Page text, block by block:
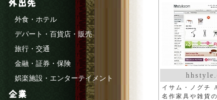
イサム・ノグチ
名作家具や雑貨
外食・ホテル
デパート・百貨店・販売
旅行・交通
金融・証券・保険
娯楽施設・エンターテイメント